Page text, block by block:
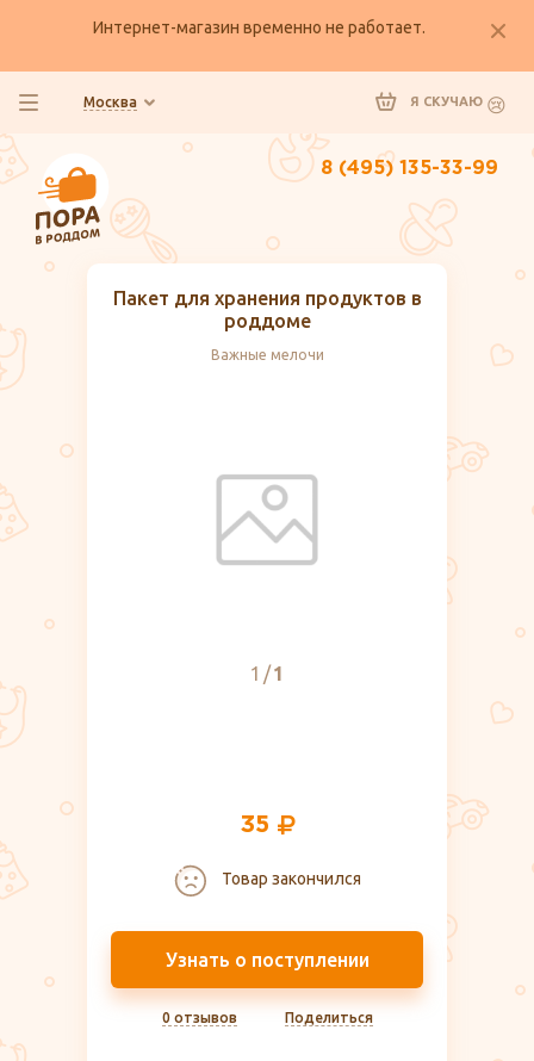
Интернет-магазин временно не работает.
Москва Я СКУЧАЮ
8 (495) 135-33-99
Пакет для хранения продуктов в
роддоме
Важные мелочи
1 1
35
Товар закончился
Узнать о поступлении
0 отзывов Поделиться